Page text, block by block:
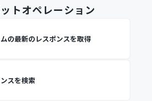
トオペレーション
の最新のレスポンスを取得
スを検索